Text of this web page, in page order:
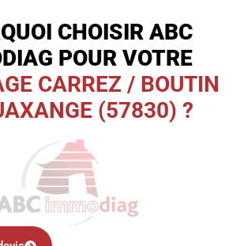
CHOISIR ABC
POUR VOTRE
CARREZ / BOUTIN
(57830) ?